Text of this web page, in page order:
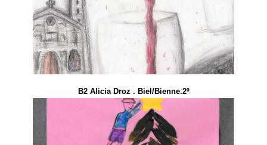
B2 Alicia Droz . Biel/Bienne.2º